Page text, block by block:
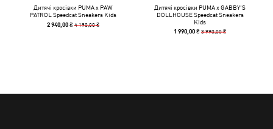
Дитячі кросівки PUMA x PAW
PATROL Speedcat Sneakers Kids
2 940,00 ₴4 190,00 ₴
Дитячі кросівки PUMA x GABBY'S
DOLLHOUSE Speedcat Sneakers
Kids
1 990,00 ₴3 990,00 ₴